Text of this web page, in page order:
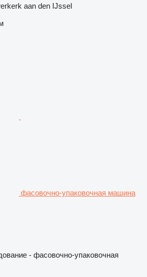
aan den IJssel
фасовочно-упаковочная машина
- фасовочно-упаковочная